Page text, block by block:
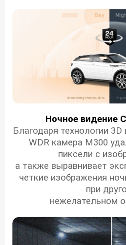
Ночное видение
Благодаря технологии
WDR камера M300
пиксели с
а также выравнивает
четкие изображения
при
нежелательном